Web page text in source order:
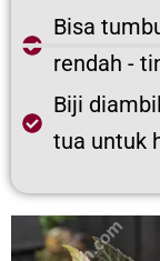
Bisa
rendah -
Biji
tua untuk